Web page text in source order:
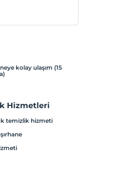
kolay ulaşım (15
Hizmetleri
temizlik hizmeti